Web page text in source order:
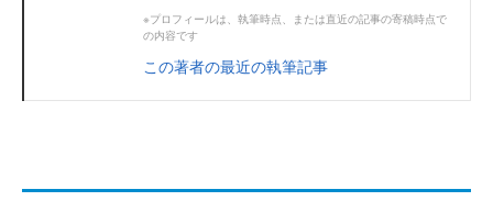
※プロフィールは、執筆時点、または直近の記事の寄稿時点で
の内容です
この著者の最近の執筆記事